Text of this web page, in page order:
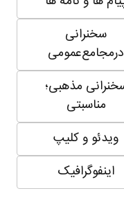
سخنرانی
درمجامع‌عمومی
مذهبی؛
مناسبتی
ویدئو و کلیپ
اینفوگرافیک